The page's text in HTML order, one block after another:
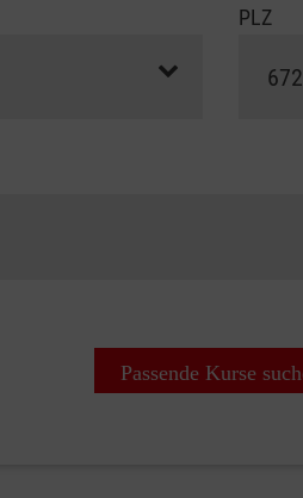
PLZ
Passende Kurse